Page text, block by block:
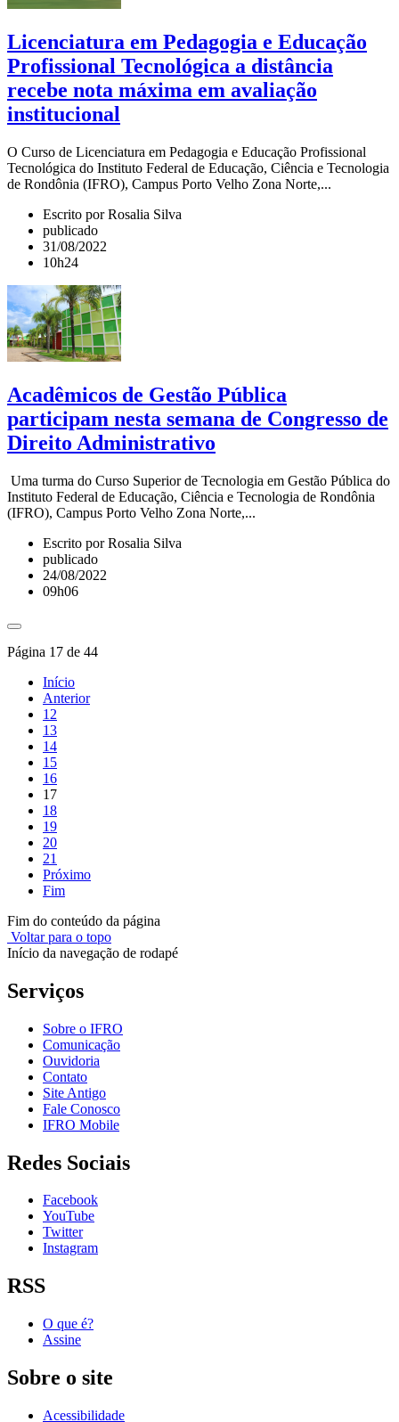
Licenciatura em Pedagogia e Educação
Profissional Tecnológica a distância
recebe nota máxima em avaliação
institucional
O Curso de Licenciatura em Pedagogia e Educação Profissional
Tecnológica do Instituto Federal de Educação, Ciência e Tecnologia
de Rondônia (IFRO), Campus Porto Velho Zona Norte,...
Escrito por Rosalia Silva
publicado
31/08/2022
10h24
Acadêmicos de Gestão Pública
participam nesta semana de Congresso de
Direito Administrativo
Uma turma do Curso Superior de Tecnologia em Gestão Pública do
Instituto Federal de Educação, Ciência e Tecnologia de Rondônia
(IFRO), Campus Porto Velho Zona Norte,...
Escrito por Rosalia Silva
publicado
24/08/2022
09h06
Página 17 de 44
Início
Anterior
12
13
14
15
16
17
18
19
20
21
Próximo
Fim
Fim do conteúdo da página
Voltar para o topo
Início da navegação de rodapé
Serviços
Sobre o IFRO
Comunicação
Ouvidoria
Contato
Site Antigo
Fale Conosco
IFRO Mobile
Redes Sociais
Facebook
YouTube
Twitter
Instagram
RSS
O que é?
Assine
Sobre o site
Acessibilidade